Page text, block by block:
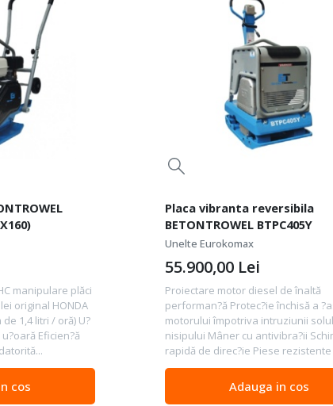
manipulare plăci
original HONDA
de 1,4 litri / oră) U?
Eficien?ă
cos
Placa vibranta reversibila
BETONTROWEL BTPC405Y
Unelte Eurokomax
Proiectare motor diesel de înaltă
performan?ă Protec?ie închisă a
motorului împotriva intruziunii
nisipului Mâner cu antivibra?ii
rapidă de direc?ie Piese rezistente
55.900,00 Lei
Adauga in cos